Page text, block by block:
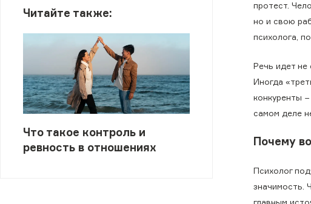
Читайте также:
Что такое контроль и
ревность в отношениях
протест.
но и свою
психолога,
Речь идет не
Иногда
конкуренты
самом деле
Почему
Психолог
значимость.